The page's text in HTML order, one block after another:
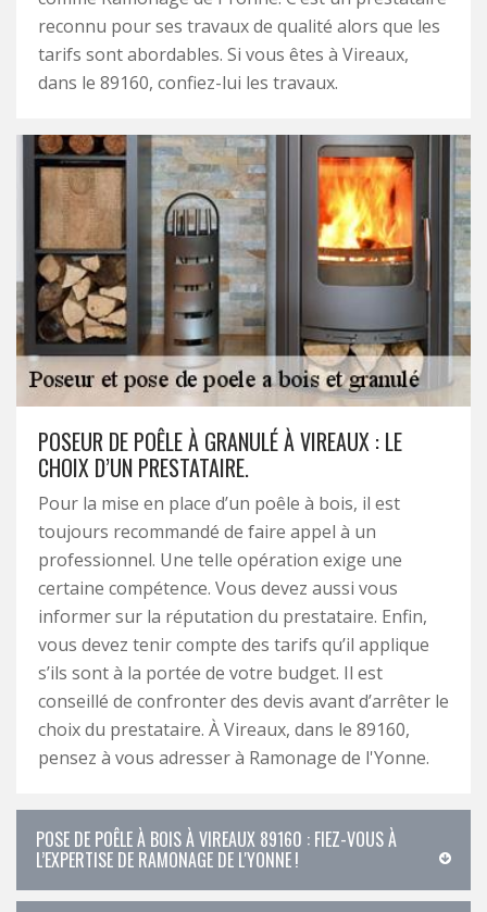
reconnu pour ses travaux de qualité alors que les
tarifs sont abordables. Si vous êtes à Vireaux,
dans le 89160, confiez-lui les travaux.
POSEUR DE POÊLE À GRANULÉ À VIREAUX : LE
CHOIX D’UN PRESTATAIRE.
Pour la mise en place d’un poêle à bois, il est
toujours recommandé de faire appel à un
professionnel. Une telle opération exige une
certaine compétence. Vous devez aussi vous
informer sur la réputation du prestataire. Enfin,
vous devez tenir compte des tarifs qu’il applique
s’ils sont à la portée de votre budget. Il est
conseillé de confronter des devis avant d’arrêter le
choix du prestataire. À Vireaux, dans le 89160,
pensez à vous adresser à Ramonage de l'Yonne.
POSE DE POÊLE À BOIS À VIREAUX 89160 : FIEZ-VOUS À
L’EXPERTISE DE RAMONAGE DE L'YONNE !